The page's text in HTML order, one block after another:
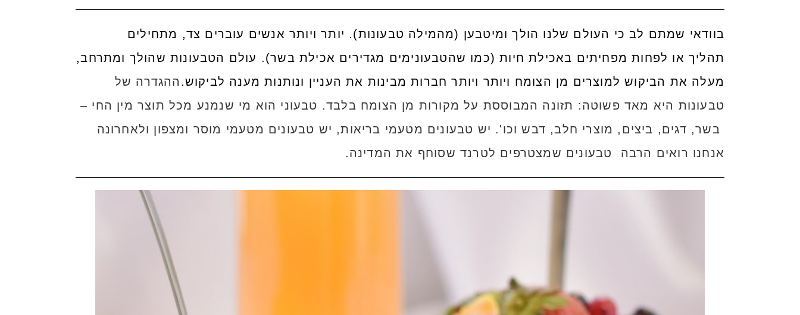
בוודאי שמתם לב כי העולם שלנו הולך ומיטבען (מהמילה טבעונות). יותר ויותר אנשים עוברים צד, מתחילים
תהליך או לפחות מפחיתים באכילת חיות (כמו שהטבעונימים מגדירים אכילת בשר). עולם הטבעונות שהולך ומתרחב,
מעלה את הביקוש למוצרים מן הצומח ויותר ויותר חברות מבינות את העניין ונותנות מענה לביקוש. ההגדרה של
טבעונות היא מאד פשוטה: תזונה המבוססת על מקורות מן הצומח בלבד. טבעוני הוא מי שנמנע מכל תוצר מין החי –
בשר, דגים, ביצים, מוצרי חלב, דבש וכו'. יש טבעונים מטעמי בריאות, יש טבעונים מטעמי מוסר ומצפון ולאחרונה
אנחנו רואים הרבה טבעונים שמצטרפים לטרנד שסוחף את המדינה.